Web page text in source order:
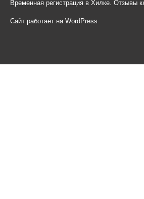
Временная регистрация в Хилке. Отзывы
Сайт работает на WordPress